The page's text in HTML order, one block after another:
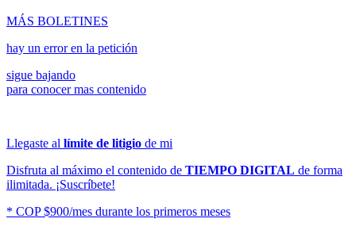
MÁS BOLETINES
hay un error en la petición
sigue bajando
para conocer mas contenido
Llegaste al límite de litigio de mi
Disfruta al máximo el contenido de TIEMPO DIGITAL de forma
ilimitada. ¡Suscríbete!
* COP $900/mes durante los primeros meses